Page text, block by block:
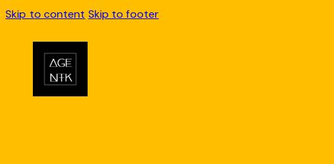
Skip to content Skip to footer